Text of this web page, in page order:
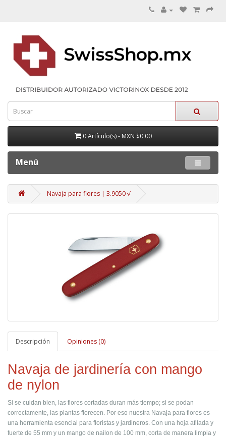
0 Artículo(s) - MXN $0.00
Menú
Navaja para flores | 3.9050 √
Descripción Opiniones (0)
Navaja de jardinería con mango
de nylon
Si se cuidan bien, las flores cortadas duran más tiempo; si se podan
correctamente, las plantas florecen. Por eso nuestra Navaja para flores es
una herramienta esencial para floristas y jardineros. Con una hoja afilada y
fuerte de 55 mm y un mango de nailon de 100 mm, corta de manera limpia y